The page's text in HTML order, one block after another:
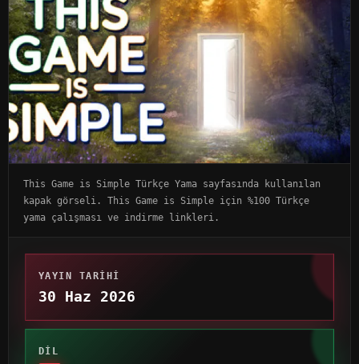
This Game is Simple Türkçe Yama sayfasında kullanılan
kapak görseli. This Game is Simple için %100 Türkçe
yama çalışması ve indirme linkleri.
YAYIN TARIHI
30 Haz 2026
DIL